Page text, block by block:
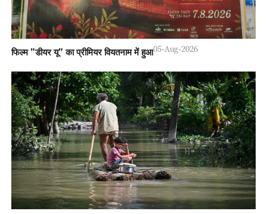
फिल्म "डीयर यू" का प्रीमियर वियतनाम में हुआ05-Aug-2026